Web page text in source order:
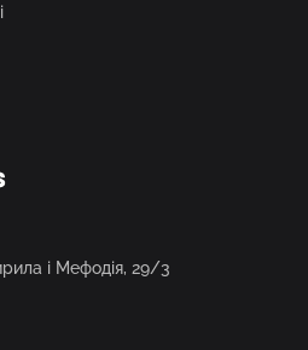
і Мефодія, 29/3